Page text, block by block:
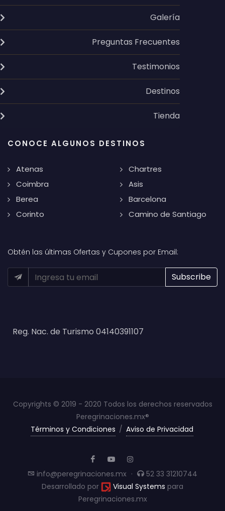
Galería
Preguntas Frecuentes
Testimonios
Destinos
Tienda
CONOCE ALGUNOS DESTINOS
Atenas
Coimbra
Berea
Corinto
Chartres
Asis
Barcelona
Camino de Santiago
Obtén las últimas Ofertas y Cupones por Email:
Reg. Nac. de Turismo 04140391107
Copyrights © 2019 - 2020 Todos los derechos reservados
Peregrinaciones.mx®
Términos y Condiciones / Aviso de Privacidad
info@peregrinaciones.mx ·
52 33 31210744
Desarrollado por
Visual Systems para
Peregrinaciones.mx